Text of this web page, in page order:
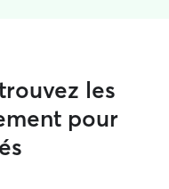
les
pour